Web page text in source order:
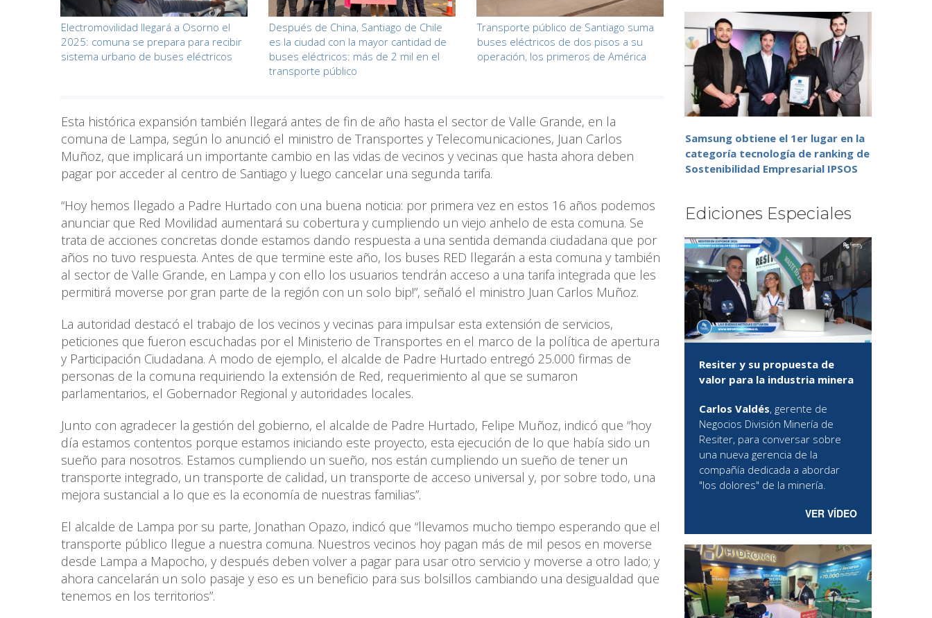
Electromovilidad llegará a Osorno el
2025: comuna se prepara para recibir
sistema urbano de buses eléctricos
Después de China, Santiago de Chile
es la ciudad con la mayor cantidad de
buses eléctricos: más de 2 mil en el
transporte público
Transporte público de Santiago suma
buses eléctricos de dos pisos a su
operación, los primeros de América
Esta histórica expansión también llegará antes de fin de año hasta el sector de Valle Grande, en la
comuna de Lampa, según lo anunció el ministro de Transportes y Telecomunicaciones, Juan Carlos
Muñoz, que implicará un importante cambio en las vidas de vecinos y vecinas que hasta ahora deben
pagar por acceder al centro de Santiago y luego cancelar una segunda tarifa.
“Hoy hemos llegado a Padre Hurtado con una buena noticia: por primera vez en estos 16 años podemos
anunciar que Red Movilidad aumentará su cobertura y cumpliendo un viejo anhelo de esta comuna. Se
trata de acciones concretas donde estamos dando respuesta a una sentida demanda ciudadana que por
años no tuvo respuesta. Antes de que termine este año, los buses RED llegarán a esta comuna y también
al sector de Valle Grande, en Lampa y con ello los usuarios tendrán acceso a una tarifa integrada que les
permitirá moverse por gran parte de la región con un solo bip!”, señaló el ministro Juan Carlos Muñoz.
La autoridad destacó el trabajo de los vecinos y vecinas para impulsar esta extensión de servicios,
peticiones que fueron escuchadas por el Ministerio de Transportes en el marco de la política de apertura
y Participación Ciudadana. A modo de ejemplo, el alcalde de Padre Hurtado entregó 25.000 firmas de
personas de la comuna requiriendo la extensión de Red, requerimiento al que se sumaron
parlamentarios, el Gobernador Regional y autoridades locales.
Junto con agradecer la gestión del gobierno, el alcalde de Padre Hurtado, Felipe Muñoz, indicó que “hoy
día estamos contentos porque estamos iniciando este proyecto, esta ejecución de lo que había sido un
sueño para nosotros. Estamos cumpliendo un sueño, nos están cumpliendo un sueño de tener un
transporte integrado, un transporte de calidad, un transporte de acceso universal y, por sobre todo, una
mejora sustancial a lo que es la economía de nuestras familias”.
El alcalde de Lampa por su parte, Jonathan Opazo, indicó que “llevamos mucho tiempo esperando que el
transporte público llegue a nuestra comuna. Nuestros vecinos hoy pagan más de mil pesos en moverse
desde Lampa a Mapocho, y después deben volver a pagar para usar otro servicio y moverse a otro lado; y
ahora cancelarán un solo pasaje y eso es un beneficio para sus bolsillos cambiando una desigualdad que
tenemos en los territorios”.
Samsung obtiene el 1er lugar en la
categoría tecnología de ranking de
Sostenibilidad Empresarial IPSOS
Ediciones Especiales
Resiter y su propuesta de
valor para la industria minera
Carlos Valdés, gerente de
Negocios División Minería de
Resiter, para conversar sobre
una nueva gerencia de la
compañía dedicada a abordar
"los dolores" de la minería.
VER VÍDEO